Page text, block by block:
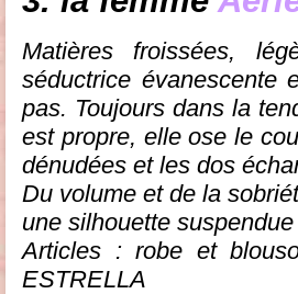
Matières froissées,
séductrice évanescente
pas. Toujours dans la
est propre, elle ose le
dénudées et les dos
Du volume et de la
une silhouette
Articles : robe et
ESTRELLA